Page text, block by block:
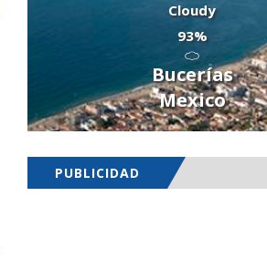
Cloudy
93%
Bucerías
Mexico
PUBLICIDAD